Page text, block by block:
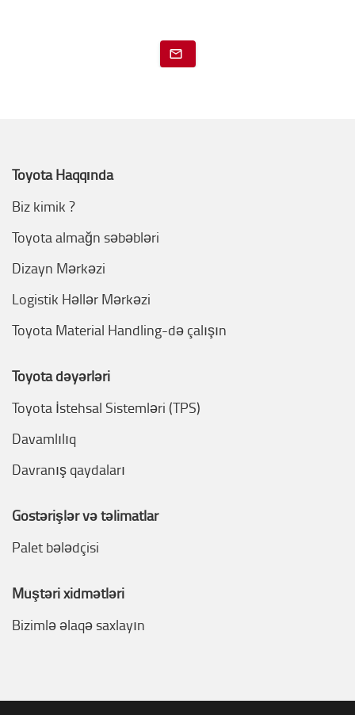
Toyota Haqqında
Biz kimik ?
Toyota almağn səbəbləri
Dizayn Mərkəzi
Logistik Həllər Mərkəzi
Toyota Material Handling-də çalışın
Toyota dəyərləri
Toyota İstehsal Sistemləri (TPS)
Davamlılıq
Davranış qaydaları
Göstərişlər və təlimatlar
Palet bələdçisi
Müştəri xidmətləri
Bizimlə əlaqə saxlayın